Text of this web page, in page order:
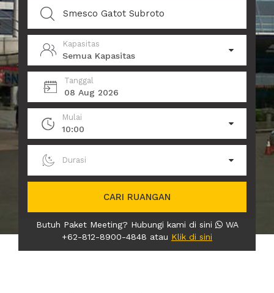
Kapasitas
Semua Kapasitas
Tanggal
08 Aug 2026
Mulai
10:00
Durasi
CARI RUANGAN
Butuh Paket Meeting? Hubungi kami di sini
WA
+62-812-8900-4848 atau Klik di sini